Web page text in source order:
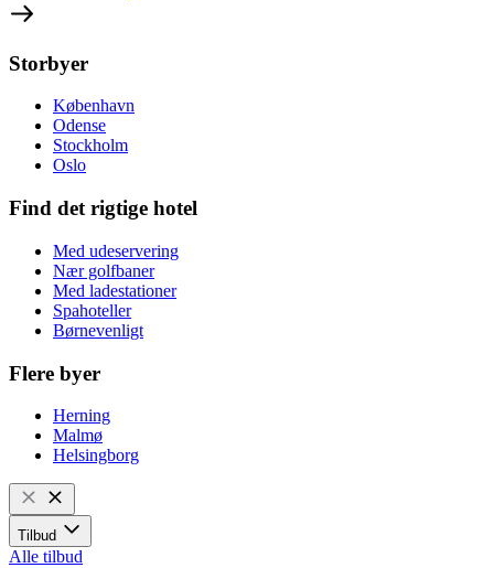
Storbyer
København
Odense
Stockholm
Oslo
Find det rigtige hotel
Med udeservering
Nær golfbaner
Med ladestationer
Spahoteller
Børnevenligt
Flere byer
Herning
Malmø
Helsingborg
Tilbud
Alle tilbud